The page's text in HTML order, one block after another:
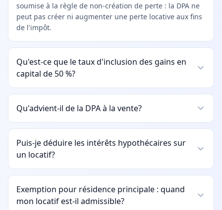
soumise à la règle de non-création de perte : la DPA ne
peut pas créer ni augmenter une perte locative aux fins
de l'impôt.
Qu'est-ce que le taux d'inclusion des gains en
capital de 50 %?
Qu'advient-il de la DPA à la vente?
Puis-je déduire les intérêts hypothécaires sur
un locatif?
Exemption pour résidence principale : quand
mon locatif est-il admissible?